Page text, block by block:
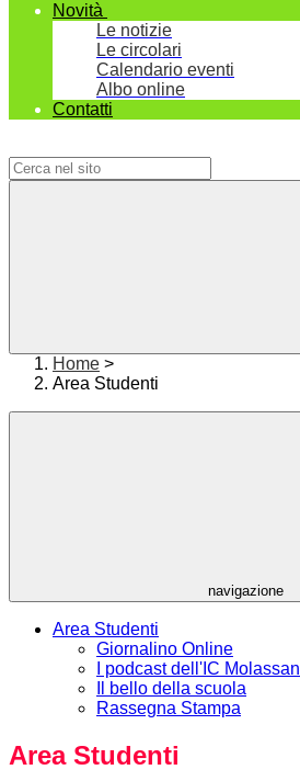
Novità
Le notizie
Le circolari
Calendario eventi
Albo online
Contatti
Home >
Area Studenti
navigazione
Area Studenti
Giornalino Online
I podcast dell'IC
Il bello della scuola
Rassegna Stampa
Area Studenti